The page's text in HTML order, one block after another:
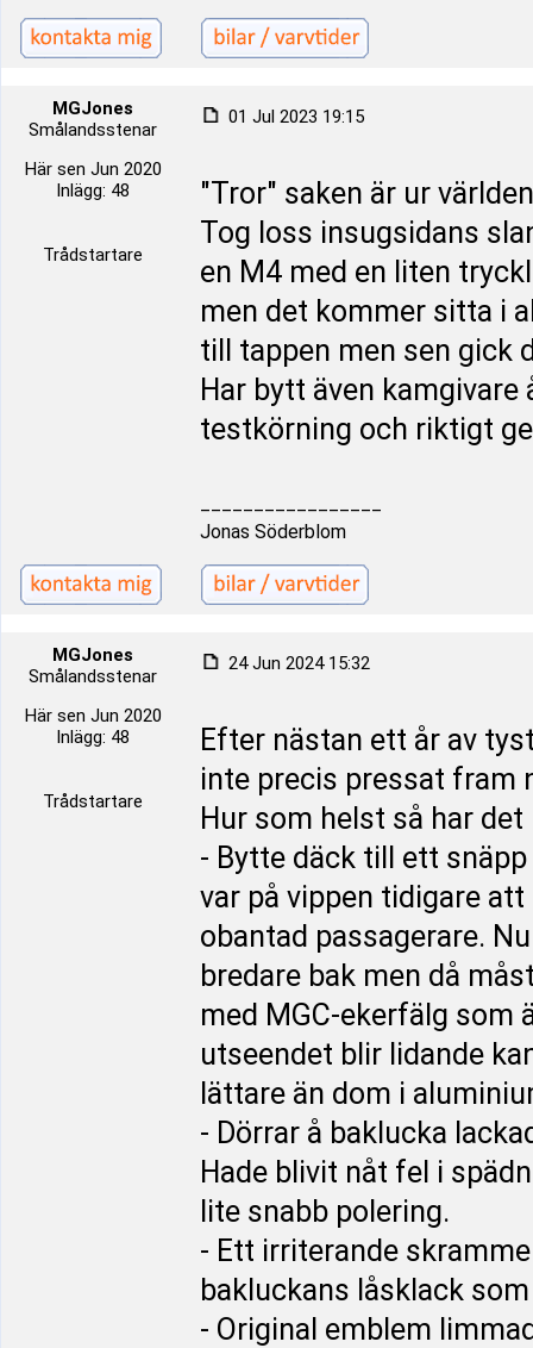
MGJones
Smålandsstenar
Här sen Jun 2020
Inlägg: 48
Trådstartare
01 Jul 2023 19:15
"Tror" saken är ur
Tog loss insugsidans
en M4 med en liten
men det kommer sitta i
till tappen men sen gick
Har bytt även
testkörning och riktigt
Jonas Söderblom
MGJones
Smålandsstenar
Här sen Jun 2020
Inlägg: 48
Trådstartare
24 Jun 2024 15:32
Efter nästan ett år av
inte precis pressat fram
Hur som helst så har
- Bytte däck till ett
var på vippen tidigare
obantad passagerare.
bredare bak men då
med MGC-ekerfälg som
utseendet blir lidande
lättare än dom i
- Dörrar å baklucka
Hade blivit nåt fel i
lite snabb polering.
- Ett irriterande
bakluckans låsklack
- Original emblem